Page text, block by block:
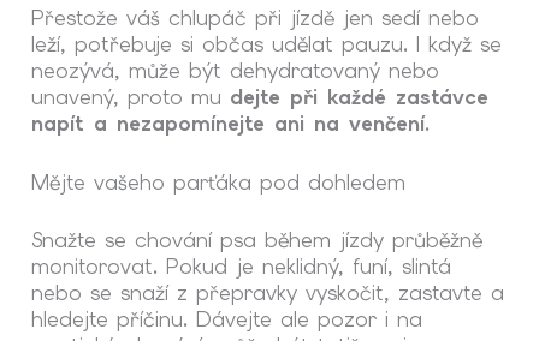
Přestože váš chlupáč při jízdě jen sedí nebo
leží, potřebuje si občas udělat pauzu. I když se
neozývá, může být dehydratovaný nebo
unavený, proto mu dejte při každé zastávce
napít a nezapomínejte ani na venčení.
Mějte vašeho parťáka pod dohledem
Snažte se chování psa během jízdy průběžně
monitorovat. Pokud je neklidný, funí, slintá
nebo se snaží z přepravky vyskočit, zastavte a
hledejte příčinu. Dávejte ale pozor i na